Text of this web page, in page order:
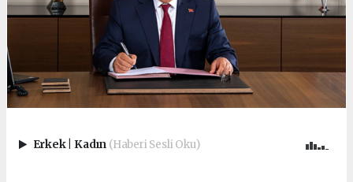
Erkek Kadın (Haberi Sesli Oku)